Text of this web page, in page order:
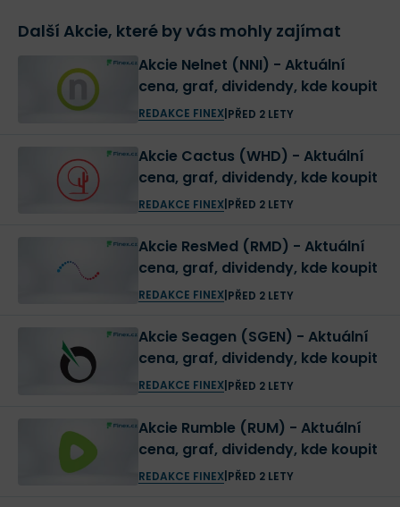
Další Akcie, které by vás mohly zajímat
Akcie Nelnet (NNI) - Aktuální
cena, graf, dividendy, kde koupit
REDAKCE FINEX| PŘED 2 LETY
Akcie Cactus (WHD) - Aktuální
cena, graf, dividendy, kde koupit
REDAKCE FINEX| PŘED 2 LETY
Akcie ResMed (RMD) - Aktuální
cena, graf, dividendy, kde koupit
REDAKCE FINEX| PŘED 2 LETY
Akcie Seagen (SGEN) - Aktuální
cena, graf, dividendy, kde koupit
REDAKCE FINEX| PŘED 2 LETY
Akcie Rumble (RUM) - Aktuální
cena, graf, dividendy, kde koupit
REDAKCE FINEX| PŘED 2 LETY